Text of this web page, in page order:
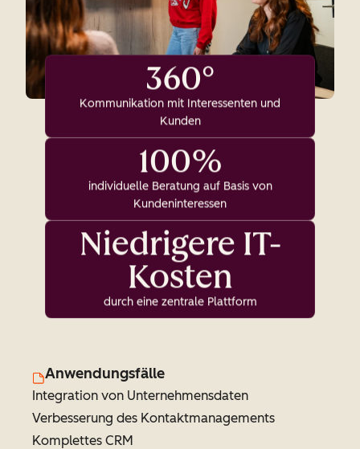
360°
Kommunikation mit Interessenten und
Kunden
100%
individuelle Beratung auf Basis von
Kundeninteressen
Niedrigere IT-
Kosten
durch eine zentrale Plattform
Anwendungsfälle
Integration von Unternehmensdaten
Verbesserung des Kontaktmanagements
Komplettes CRM